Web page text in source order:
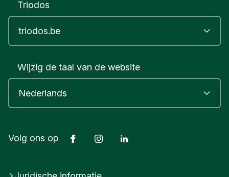
Triodos
Wijzig de taal van de website
Volg ons op FacebookInstagram